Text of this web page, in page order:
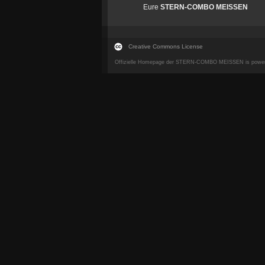
Eure STERN-COMBO MEISSEN
Creative Commons License
Offizielle Homepage der STERN-COMBO MEISSEN is